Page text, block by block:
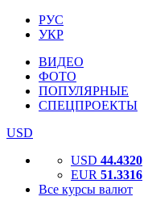
РУС
УКР
ВИДЕО
ФОТО
ПОПУЛЯРНЫЕ
СПЕЦПРОЕКТЫ
USD
USD 44.4320
EUR 51.3316
Все курсы валют